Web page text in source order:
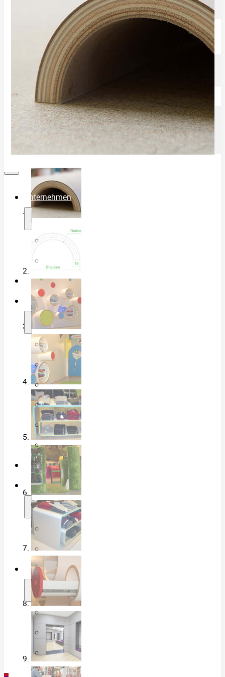
Einblicke in die Fertigung
Referenzen
Blog
Presseberichte
Shop
Warenkorb
Kasse
Unternehmen
Firmenpartner
Technik
Portfolio
Formteile
Prototypen-Fertigung
Treppenverkleidungen
Handläufe
Riffel- & Designplatten
Einblicke in die Fertigung
Referenzen
News
Presseberichte
Shop
Warenkorb
Kasse
Mein Konto